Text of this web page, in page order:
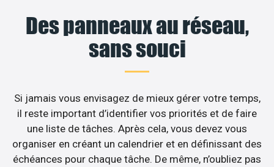
Des panneaux au réseau,
sans souci
Si jamais vous envisagez de mieux gérer votre temps,
il reste important d’identifier vos priorités et de faire
une liste de tâches. Après cela, vous devez vous
organiser en créant un calendrier et en définissant des
échéances pour chaque tâche. De même, n’oubliez pas